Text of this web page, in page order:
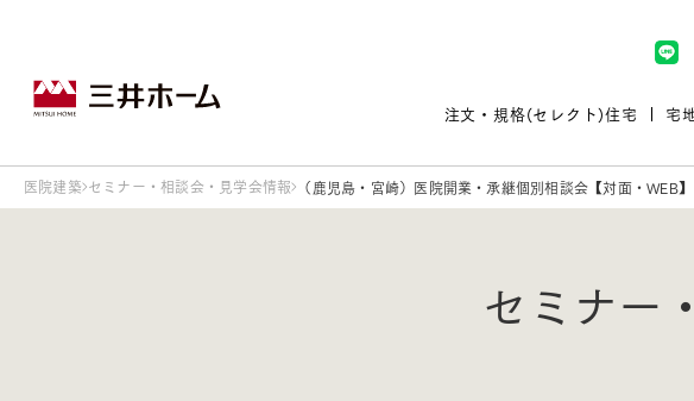
注文・規格(セレクト)住宅
あなたの理想の住まいをかたちに
宅
医院建築 セミナー・相談会・見学会情報 （鹿児島・宮崎）医院開業・承継個別相談会【対面・WEB】
セミナー